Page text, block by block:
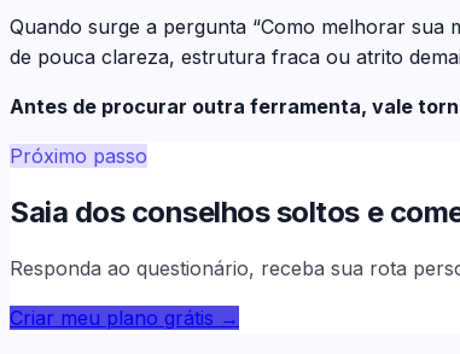
Quando surge a pergunta “Como melhorar sua
de pouca clareza, estrutura fraca ou atrito
Antes de procurar outra ferramenta, vale
Próximo passo
Saia dos conselhos soltos e
Responda ao questionário, receba sua rota
Criar meu plano grátis →